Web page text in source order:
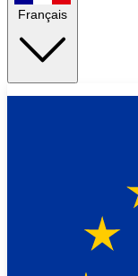
Français